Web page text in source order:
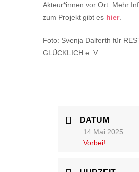
Akteur*innen vor Ort. Mehr
zum Projekt gibt es hier.
Foto: Svenja Dalferth für
GLÜCKLICH e. V.
DATUM
14 Mai 2025
Vorbei!